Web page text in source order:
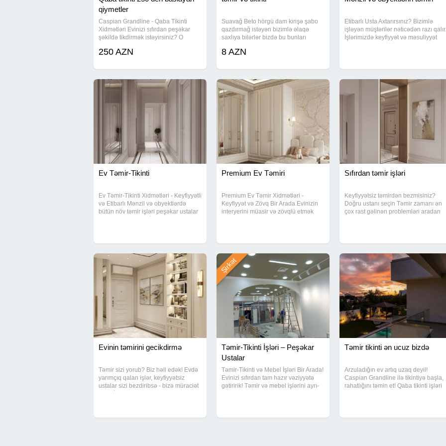
qiymetler
Caspian Grandline - Qaba Tikinti
Xidmətləri Evinizi sıfırdan peşəkar
şəkildə tikdirmək istəyirsiniz? O
tikinti işləri 250 AZN-dən başlayaraq
250 AZN
Suavağ Beto hörgü dam kirişə şabo
qazdırmağ istəyən bizimlə əlaqə
saxlıya bilərlər bizdə bu bunları
8 AZN
Etibarlı Usta Axtarırsınız? Bizimlə
işləyən müştərilər nəticədən razı qalır.
İşlərimizdə keyfiyyət və məsuliyyət
Ev Təmir-Tikinti
Ev Təmir-Tikinti Xidmətləri - Keyfiyyətli
və Etibarlı Mənzil və obyektlərdə
bütün növ təmir işləri peşəkar ustalar
Premium Ev Təmiri
Premium Ev Təmir Xidmətləri -
Keyfiyyət və Zövq Bir Arada Evinizin
interyerini müasir və zövqlü etmək
olunur
Sıfırdan təmir işləri
Keyfiyyətsiz təmirdən bezmisiniz?
Doğru ustanı seçin Təmir zamanı ən
çox rast gəlinən problemləri aradan
Evinin təmirini gecikdirmə
Təmir sizi yorub? Biz həll edək! Evdə
yarımçıq qalan işlər, keyfiyyətsiz
ustalar sizi bezdiribsə - bizə müraciət
mətbəx
Təmir-Tikinti İşləri – Peşəkar
Ustalar
Təmir-Tikinti və Mebel İşləri Bir Arada!
Evinizi sıfırdan tam hazır vəziyyətə
gətiririk! Təmir və mebel işlərini ayrı-
Şirkət
Təmir tikinti ən ucuz bizdə
Arzuladığın ev artıq uzaq deyil!
Caspian Grandline ilə tikintiyə başla,
rahatlığını təmin et! Qaba tikinti işləri